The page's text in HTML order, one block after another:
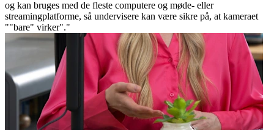
og kan bruges med de fleste computere og møde- eller
streamingplatforme, så undervisere kan være sikre på, at kameraet
""bare" virker"."